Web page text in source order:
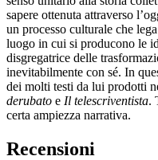
sapere ottenuta attraverso
un processo culturale che
luogo in cui si producono le
disgregatrice delle
inevitabilmente con sé. In
dei molti testi da lui prodotti
derubato e Il telescriventista.
certa ampiezza narrativa.
Recensioni